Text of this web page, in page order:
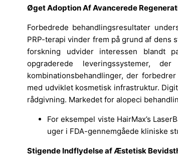
Øget Adoption Af Avancerede
Forbedrede behandlingsresultater
PRP-terapi vinder frem på grund af
forskning udvider interessen blandt
opgraderede leveringssystemer,
kombinationsbehandlinger, der
med udviklet kosmetisk infrastruktur.
rådgivning. Markedet for alopeci
For eksempel viste HairMax’s
uger i FDA-gennemgåede kliniske
Stigende Indflydelse af Æstetisk